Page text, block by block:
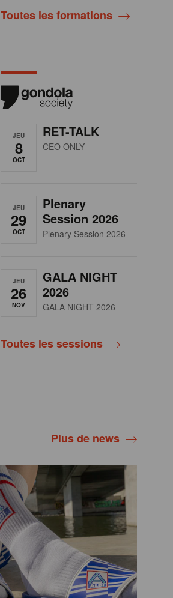
Toutes les formations
JEU
8
OCT
RET-TALK
CEO ONLY
JEU
29
OCT
Plenary
Session 2026
Plenary Session 2026
JEU
26
NOV
GALA NIGHT
2026
GALA NIGHT 2026
Toutes les sessions
Plus de news